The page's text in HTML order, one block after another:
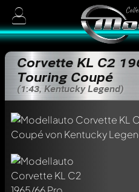
Corvette KL C2
Touring Coupé
(1:43, Kentucky Legend)